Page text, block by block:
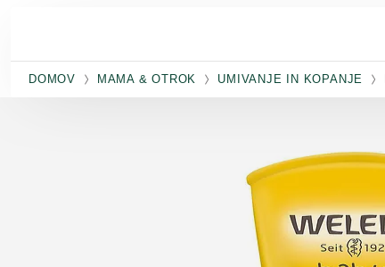
DOMOV MAMA & OTROK UMIVANJE IN KOPANJE